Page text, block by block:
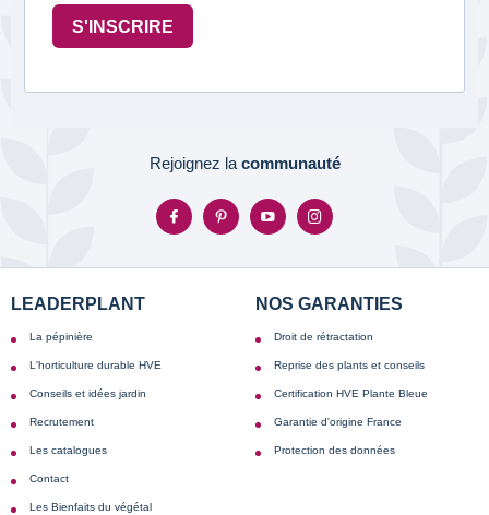
S'INSCRIRE
Rejoignez la communauté
LEADERPLANT
La pépinière
L'horticulture durable HVE
Conseils et idées jardin
Recrutement
Les catalogues
Contact
Les Bienfaits du végétal
NOS GARANTIES
Droit de rétractation
Reprise des plants et conseils
Certification HVE Plante Bleue
Garantie d'origine France
Protection des données